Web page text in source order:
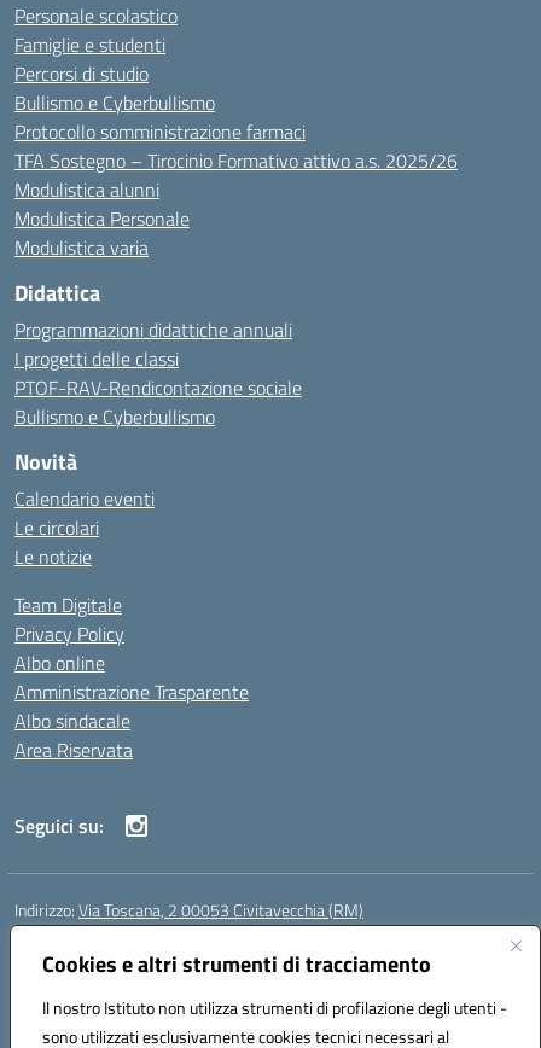
Cookies e altri strumenti di tracciamento
Il nostro Istituto non utilizza strumenti di profilazione degli utenti -
sono utilizzati esclusivamente cookies tecnici necessari al
Personale scolastico
Famiglie e studenti
Percorsi di studio
Bullismo e Cyberbullismo
Protocollo somministrazione farmaci
TFA Sostegno – Tirocinio Formativo attivo a.s. 2025/26
Modulistica alunni
Modulistica Personale
Modulistica varia
Didattica
Programmazioni didattiche annuali
I progetti delle classi
PTOF-RAV-Rendicontazione sociale
Bullismo e Cyberbullismo
Novità
Calendario eventi
Le circolari
Le notizie
Team Digitale
Privacy Policy
Albo online
Amministrazione Trasparente
Albo sindacale
Area Riservata
Seguici su:
Indirizzo:Via Toscana, 2 00053 Civitavecchia (RM)
Centralino:
Posta elettronica certificata (PEC):rmic8b900g@pec.istruzione.it
Codice fiscale: 91038380589
Codice meccanografico:RMIC8B900G